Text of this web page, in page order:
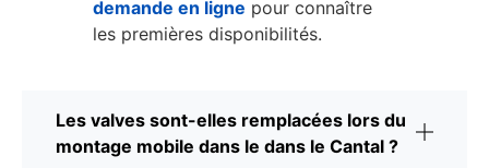
demande en ligne pour connaître
les premières disponibilités.
Les valves sont-elles remplacées lors du
montage mobile dans le dans le Cantal ?